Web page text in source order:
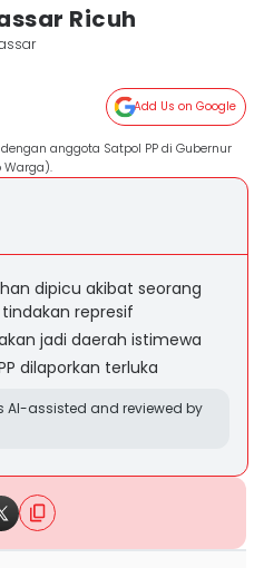
Ricuh
Add Us on Google
anggota Satpol PP di Gubernur
Warga).
dipicu akibat seorang
represif
jadi daerah istimewa
dilaporkan terluka
AI-assisted and reviewed by